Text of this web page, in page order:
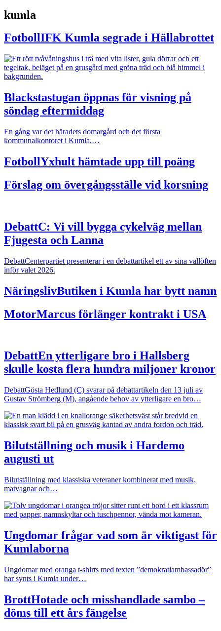
kumla
FotbollIFK Kumla segrade i Hällabrottet
Blackstastugan öppnas för visning på
söndag eftermiddag
En gång var det häradets domargård och det första
kommunalkontoret i Kumla.…
FotbollYxhult hämtade upp till poäng
Förslag om övergångsställe vid korsning
DebattC: Vi vill bygga cykelväg mellan
Fjugesta och Lanna
DebattCenterpartiet presenterar i en debattartikel ett av sina vallöften
inför valet 2026.
NäringslivButiken i Kumla har bytt namn
MotorMarcus förlänger kontrakt i USA
DebattEn ytterligare bro i Hallsberg
skulle kosta flera hundra miljoner kronor
DebattGösta Hedlund (C) svarar på debattartikeln den 13 juli av
Gustav Strömberg (M), angående behov av ytterligare en bro…
Bilutställning och musik i Hardemo
augusti ut
Bilutställning med klassiska veteraner kombinerat med musik,
matvagnar och…
Ungdomar frågar vad som är viktigast för
Kumlaborna
Ungdomar med oranga t-shirts med texten ”demokratiambassadör”
har synts i Kumla under…
BrottHotade och misshandlade sambo –
döms till ett års fängelse